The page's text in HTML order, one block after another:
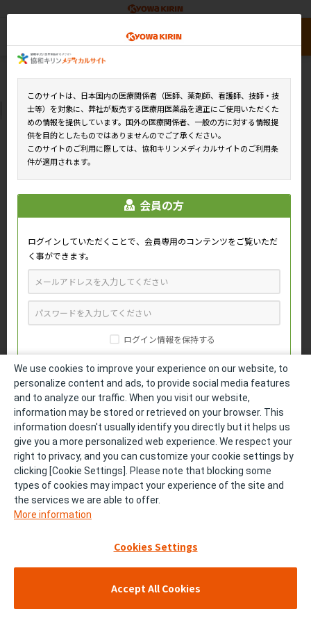
We use cookies to improve your experience on our website, to
personalize content and ads, to provide social media features
and to analyze our traffic. When you visit our website,
information may be stored or retrieved on your browser. This
information doesn't usually identify you directly but it helps us
give you a more personalized web experience. We respect your
right to privacy, and you can customize your cookie settings by
clicking [Cookie Settings]. Please note that blocking some
types of cookies may impact your experience of the site and
the services we are able to offer.
More information
Accept All Cookies
Cookies Settings
このサイトは、日本国内の医療関係者（医師、薬剤師、看護師、技師・技
士等）を対象に、弊社が販売する医療用医薬品を適正にご使用いただくた
めの情報を提供しています。国外の医療関係者、一般の方に対する情報提
供を目的としたものではありませんのでご了承ください。
このサイトのご利用に際しては、協和キリンメディカルサイトのご利用条
件が適用されます。
医療関係者の方は、製品基本情報と一部コンテンツをご覧いただけ
ます。
会員の方
ログインしていただくことで、会員専用のコンテンツをご覧いただ
く事ができます。
ログイン情報を保持する
パスワードをお忘れの方
medパスでログイン
DLinkでログイン